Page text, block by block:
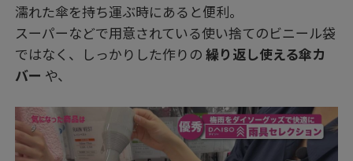
濡れた傘を持ち運ぶ時にあると便利。
スーパーなどで用意されている使い捨てのビニール袋
ではなく、しっかりした作りの繰り返し使える傘カ
バー や、